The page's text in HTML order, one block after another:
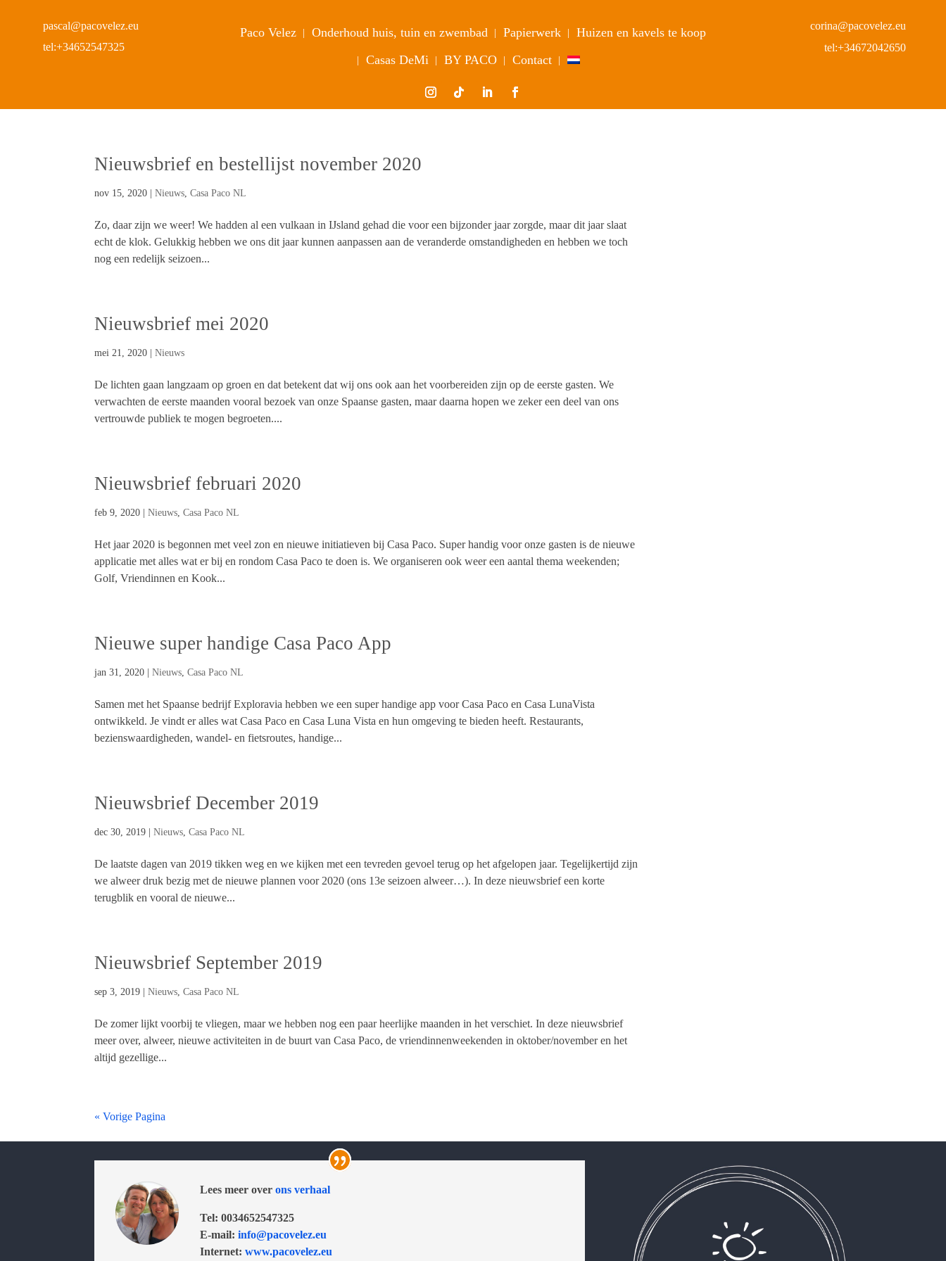
pascal@pacovelez.eu
tel:+34652547325
Paco Velez Onderhoud huis, tuin en zwembad Papierwerk
Huizen en kavels te koop
Casas DeMi
BY PACO Contact
corina@pacovelez.eu
tel:+34672042650
Nieuwsbrief en bestellijst november 2020
nov 15, 2020 |Nieuws ,Casa Paco NL
Zo, daar zijn we weer! We hadden al een vulkaan in IJsland gehad die voor een bijzonder jaar zorgde, maar dit jaar slaat
echt de klok. Gelukkig hebben we ons dit jaar kunnen aanpassen aan de veranderde omstandigheden en hebben we toch
nog een redelijk seizoen...
Nieuwsbrief mei 2020
mei 21, 2020 |Nieuws
De lichten gaan langzaam op groen en dat betekent dat wij ons ook aan het voorbereiden zijn op de eerste gasten. We
verwachten de eerste maanden vooral bezoek van onze Spaanse gasten, maar daarna hopen we zeker een deel van ons
vertrouwde publiek te mogen begroeten....
Nieuwsbrief februari 2020
feb 9, 2020 |Nieuws ,Casa Paco NL
Het jaar 2020 is begonnen met veel zon en nieuwe initiatieven bij Casa Paco. Super handig voor onze gasten is de nieuwe
applicatie met alles wat er bij en rondom Casa Paco te doen is. We organiseren ook weer een aantal thema weekenden;
Golf, Vriendinnen en Kook...
Nieuwe super handige Casa Paco App
jan 31, 2020 |Nieuws ,Casa Paco NL
Samen met het Spaanse bedrijf Exploravia hebben we een super handige app voor Casa Paco en Casa LunaVista
ontwikkeld. Je vindt er alles wat Casa Paco en Casa Luna Vista en hun omgeving te bieden heeft. Restaurants,
bezienswaardigheden, wandel- en fietsroutes, handige...
Nieuwsbrief December 2019
dec 30, 2019 |Nieuws ,Casa Paco NL
De laatste dagen van 2019 tikken weg en we kijken met een tevreden gevoel terug op het afgelopen jaar. Tegelijkertijd zijn
we alweer druk bezig met de nieuwe plannen voor 2020 (ons 13e seizoen alweer…). In deze nieuwsbrief een korte
terugblik en vooral de nieuwe...
Nieuwsbrief September 2019
sep 3, 2019 |Nieuws ,Casa Paco NL
De zomer lijkt voorbij te vliegen, maar we hebben nog een paar heerlijke maanden in het verschiet. In deze nieuwsbrief
meer over, alweer, nieuwe activiteiten in de buurt van Casa Paco, de vriendinnenweekenden in oktober/november en het
altijd gezellige...
« Vorige Pagina
Lees meer over ons verhaal
Tel: 0034652547325
E-mail: info@pacovelez.eu
Internet:www.pacovelez.eu